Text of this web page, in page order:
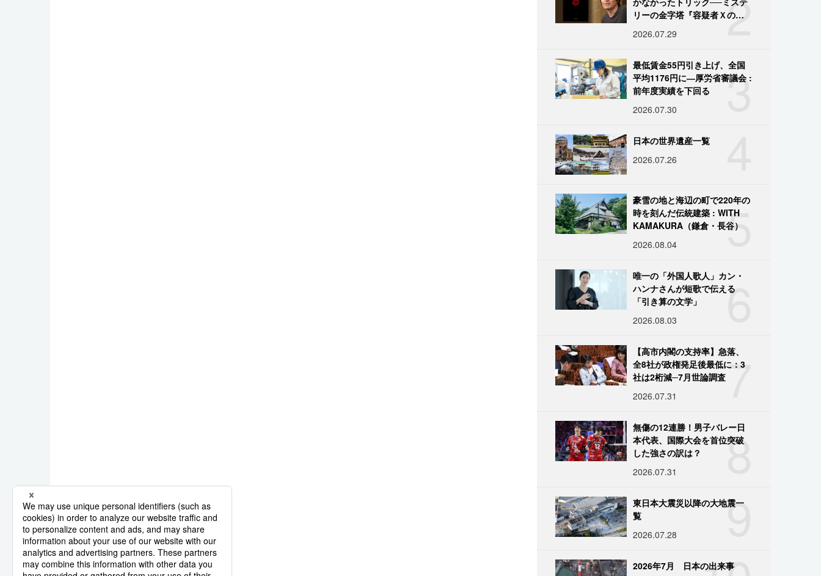
2
リーの金字塔『容疑者Ｘの献
2026.07.29
3
最低賃金55円引き上げ、全国
平均1176円に―厚労省審議会 :
前年度実績を下回る
2026.07.30
日本の世界遺産一覧
2026.07.26
5
豪雪の地と海辺の町で220年の
時を刻んだ伝統建築 : WITH
KAMAKURA（鎌倉・長谷）
2026.08.04
6
唯一の「外国人歌人」カン・
ハンナさんが短歌で伝える
「引き算の文学」
2026.08.03
7
【高市内閣の支持率】急落、
全8社が政権発足後最低に：3
社は2桁減─7月世論調査
2026.07.31
8
無傷の12連勝！男子バレー日
本代表、国際大会を首位突破
した強さの訳は？
2026.07.31
9
東日本大震災以降の大地震一
覧
2026.07.28
2026年7月 日本の出来事